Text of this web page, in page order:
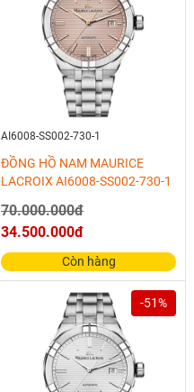
AI6008-SS002-730-1
ĐỒNG HỒ NAM MAURICE
LACROIX AI6008-SS002-730-1
70.000.000đ
34.500.000đ
Còn hàng
-51%